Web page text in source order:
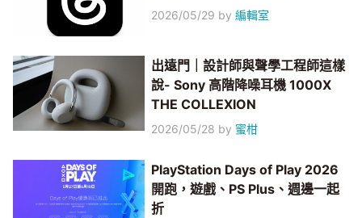
2026/05/29 by編輯室
出遠門｜設計師與聲學工程師這樣
說- Sony 高階降噪耳機 1000X
THE COLLEXION
2026/05/28 by 蜜柑
PlayStation Days of Play 2026
開跑，遊戲、PS Plus、週邊一起
折